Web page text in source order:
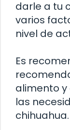
darle a tu
varios
nivel de
Es
alimento
las
chihuahua.